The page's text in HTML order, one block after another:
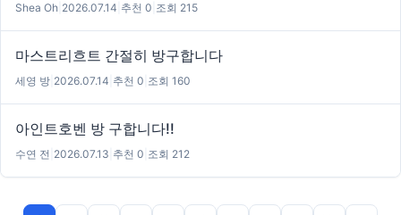
Shea Oh 2026.07.14 추천 0 조회 215
마스트리흐트 간절히 방구합니다
세영 방 2026.07.14 추천 0 조회 160
아인트호벤 방 구합니다!!
수연 전 2026.07.13 추천 0 조회 212